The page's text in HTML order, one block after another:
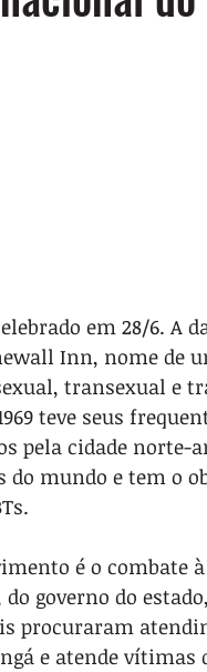
em 28/6. A
Inn, nome de
transexual e
teve seus
pela cidade norte-
mundo e tem o
é o combate
governo do
procuraram
e atende